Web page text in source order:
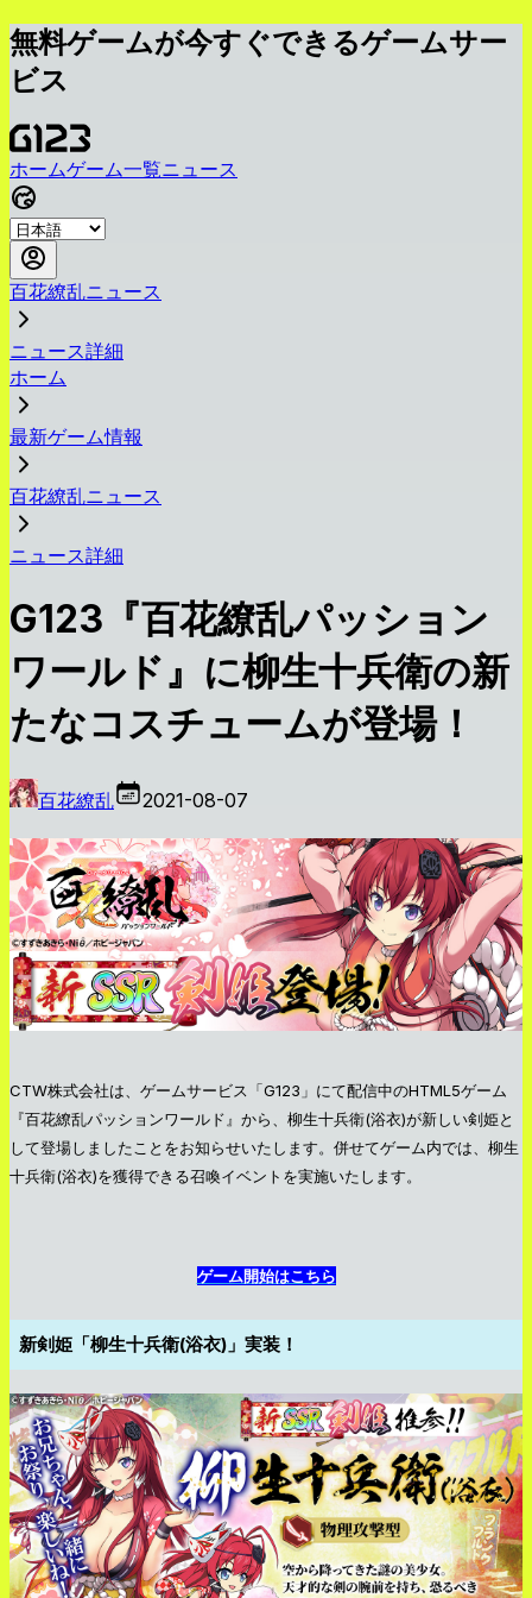
無料ゲームが今すぐできるゲームサー
ビス
ホームゲーム一覧ニュース
百花繚乱ニュース
ニュース詳細
ホーム
最新ゲーム情報
百花繚乱ニュース
ニュース詳細
G123『百花繚乱パッション
ワールド』に柳生十兵衛の新
たなコスチュームが登場！
百花繚乱 2021-08-07
CTW株式会社は、ゲームサービス「G123」にて配信中のHTML5ゲーム
『百花繚乱パッションワールド』から、柳生十兵衛(浴衣)が新しい剣姫と
して登場しましたことをお知らせいたします。併せてゲーム内では、柳生
十兵衛(浴衣)を獲得できる召喚イベントを実施いたします。
ゲーム開始はこちら
新剣姫「柳生十兵衛(浴衣)」実装！